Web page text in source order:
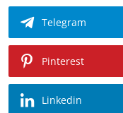
Telegram
Pinterest
Linkedin